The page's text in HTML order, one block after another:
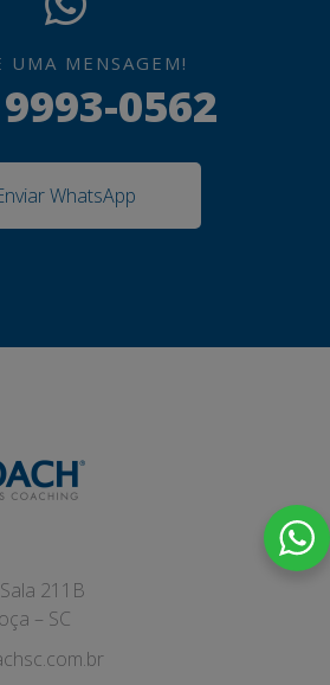
UMA MENSAGEM!
0562
WhatsApp
211B
– SC